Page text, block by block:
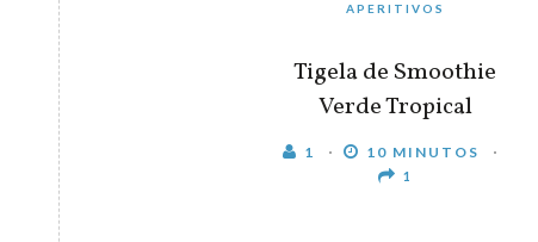
APERITIVOS
Tigela de Smoothie
Verde Tropical
1 10 MINUTOS
1